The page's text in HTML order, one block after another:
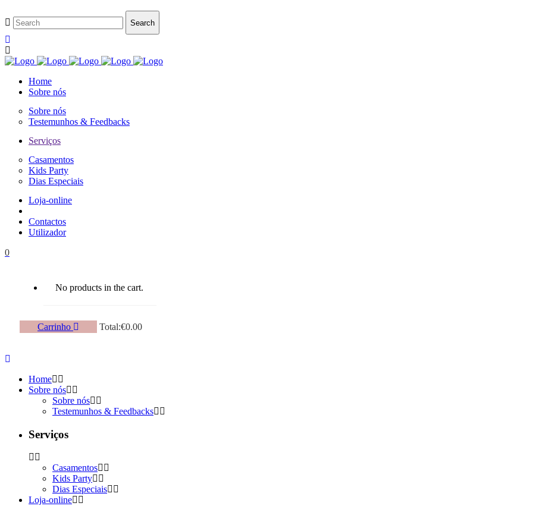
Home
Sobre nós
Sobre nós
Testemunhos & Feedbacks
Serviços
Casamentos
Kids Party
Dias Especiais
Loja-online
Contactos
Utilizador
0
No products in the cart.
Carrinho Total:€0.00
Home
Sobre nós
Sobre nós
Testemunhos & Feedbacks
Serviços
Casamentos
Kids Party
Dias Especiais
Loja-online